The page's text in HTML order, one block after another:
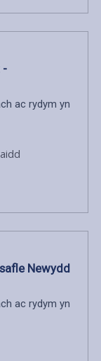
-
ac rydym yn
Newydd
ac rydym yn